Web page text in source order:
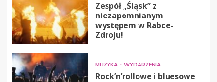
Zespół „Śląsk” z
niezapomnianym
występem w Rabce-
Zdroju!
MUZYKA WYDARZENIA
Rock’n’rollowe i bluesowe